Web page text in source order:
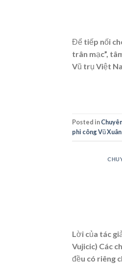
Để tiếp nối
trân mạc”,
Vũ trụ Việt
Posted in
phi công Vũ
Lời của tác
Vujicic) Các
đều có riêng